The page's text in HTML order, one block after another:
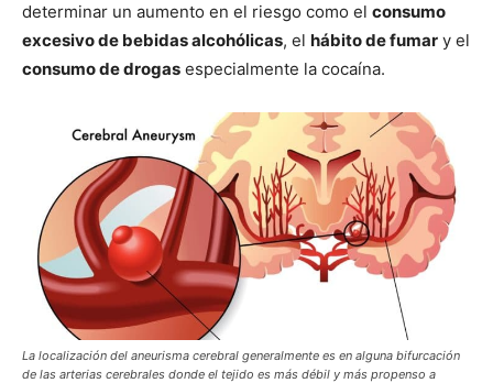
determinar un aumento en el riesgo como el consumo
excesivo de bebidas alcohólicas, el hábito de fumar y el
consumo de drogas especialmente la cocaína.
La localización del aneurisma cerebral generalmente es en alguna bifurcación
de las arterias cerebrales donde el tejido es más débil y más propenso a